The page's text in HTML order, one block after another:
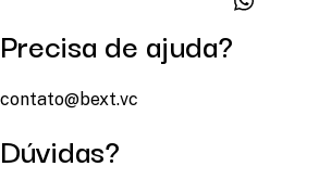
Precisa de ajuda?
contato@bext.vc
Dúvidas?